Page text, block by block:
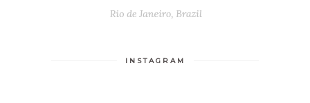
INSTAGRAM